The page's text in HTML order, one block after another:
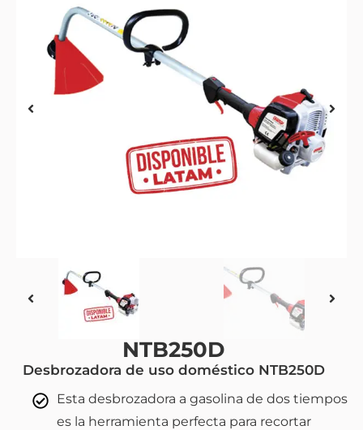
NTB250D
Desbrozadora de uso doméstico NTB250D
Esta desbrozadora a gasolina de dos tiempos
es la herramienta perfecta para recortar